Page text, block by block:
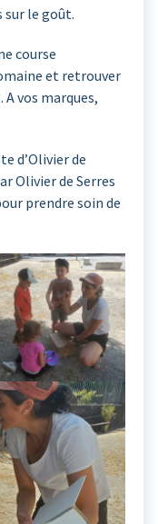
sur le goût.
course
et retrouver
vos marques,
d’Olivier de
Olivier de Serres
prendre soin de